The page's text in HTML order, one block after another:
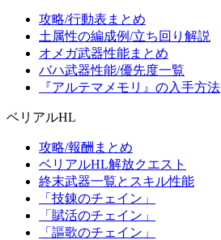
攻略/行動表まとめ
土属性の編成例/立ち回り解説
オメガ武器性能まとめ
バハ武器性能/優先度一覧
『アルテマメモリ』の入手方法
ベリアルHL
攻略/報酬まとめ
ベリアルHL解放クエスト
終末武器一覧とスキル性能
「技錬のチェイン」
「賦活のチェイン」
「謳歌のチェイン」